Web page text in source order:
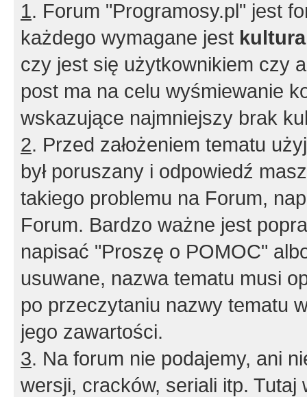
1. Forum "Programosy.pl" jest
każdego wymagane jest
czy jest się użytkownikiem czy
post ma na celu wyśmiewanie
wskazujące najmniejszy brak
2. Przed założeniem tematu
był poruszany i odpowiedź
takiego problemu na Forum,
Forum. Bardzo ważne jest
napisać "Proszę o POMOC"
usuwane, nazwa tematu musi
po przeczytaniu nazwy tematu
jego zawartości.
3. Na forum nie podajemy, ani
wersji, cracków, seriali itp. Tutaj